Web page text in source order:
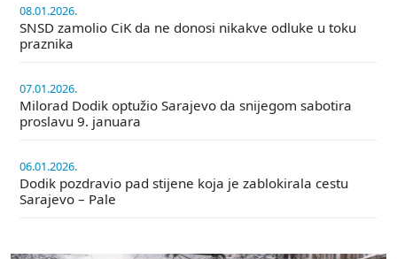
08.01.2026.
SNSD zamolio CiK da ne donosi nikakve odluke u toku
praznika
07.01.2026.
Milorad Dodik optužio Sarajevo da snijegom sabotira
proslavu 9. januara
06.01.2026.
Dodik pozdravio pad stijene koja je zablokirala cestu
Sarajevo – Pale